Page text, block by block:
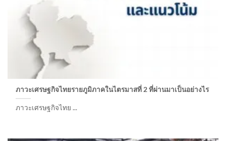
ภาวะเศรษฐกิจไทยรายภูมิภาคในไตรมาสที่ 2 ที่ผ่านมาเป็นอย่างไร
ภาวะเศรษฐกิจไทย ...